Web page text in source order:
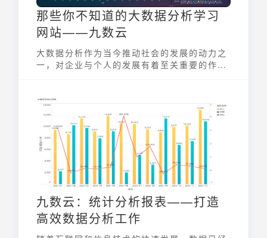
那些你不知道的大数据分析学习
网站——九数云
大数据分析作为当今推动社会的发展的动力之
一，对企业与个人的发展有着至关重要的作
九数云：统计分析报表——打造
高效数据分析工作